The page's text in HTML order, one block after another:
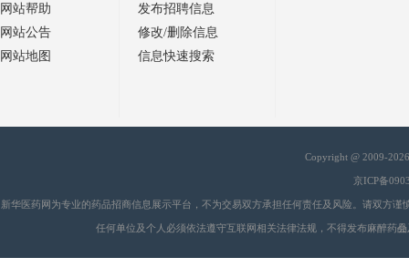
网站帮助
网站公告
网站地图
发布招聘信息
修改/删除信息
信息快速搜索
Copyright @ 2009-
京ICP备
新华医药网为专业的药品招商信息展示平台，不为交易双方承担任何责任及风险。请双方
会
任何单位及个人必须依法遵守互联网相关法律法规，不得发布麻醉药